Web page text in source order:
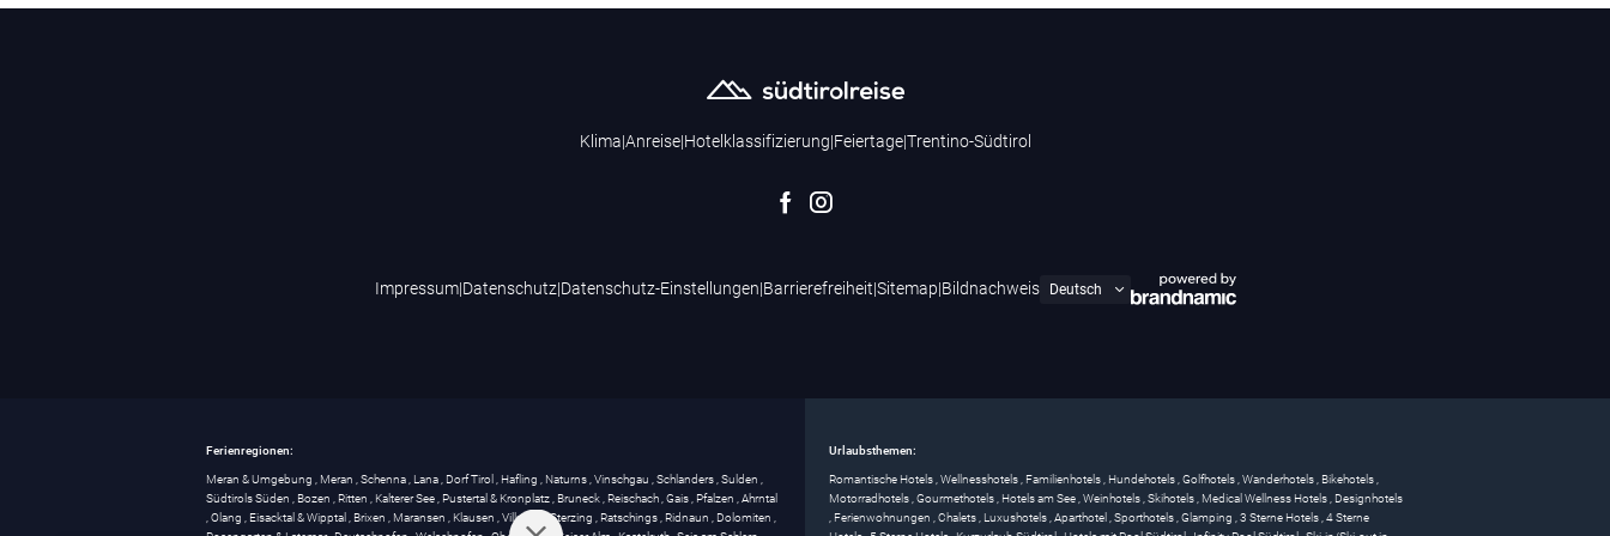
Klima|Anreise|Hotelklassifizierung|Feiertage|Trentino-Südtirol
Impressum|Datenschutz|Datenschutz-Einstellungen|Barrierefreiheit|Sitemap|Bildnachweis
Ferienregionen:
Meran & Umgebung , Meran ,Schenna, Lana, Dorf Tirol , Hafling , Naturns,Vinschgau ,Schlanders,Sulden ,
Südtirols Süden , Bozen ,Ritten , Kalterer See, Pustertal & Kronplatz, Bruneck,Reischach,Gais, Pfalzen ,Ahrntal
,Olang , Eisacktal & Wipptal , Brixen , Maransen , Klausen ,Villnöss ,Sterzing ,Ratschings,Ridnaun , Dolomiten ,
Urlaubsthemen:
Romantische Hotels,Wellnesshotels, Familienhotels, Hundehotels,Golfhotels,Wanderhotels, Bikehotels,
Motorradhotels,Gourmethotels, Hotels am See,Weinhotels,Skihotels, Medical Wellness Hotels, Designhotels
, Ferienwohnungen ,Chalets, Luxushotels,Aparthotel ,Sporthotels,Glamping ,3 Sterne Hotels,4 Sterne